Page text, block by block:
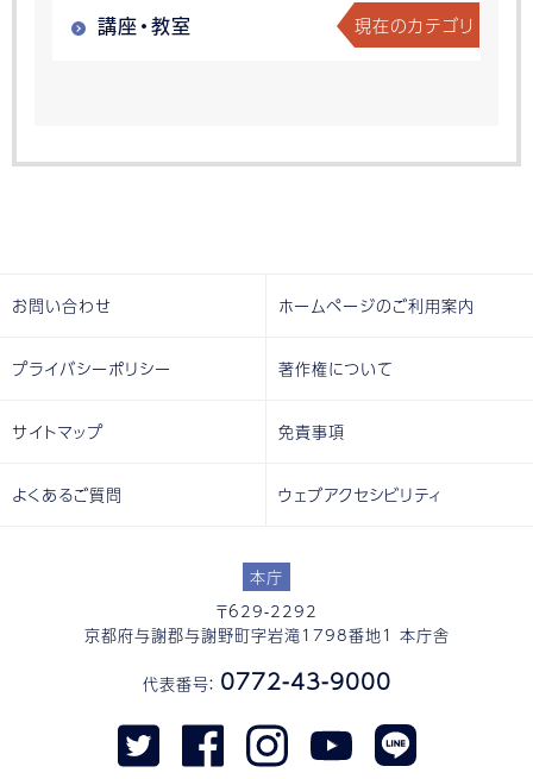
講座・教室 現在のカテゴリ
本庁
〒629-2292
京都府与謝郡与謝野町字岩滝1798番地1 本庁舎
代表番号： 0772-43-9000
お問い合わせ ホームページのご利用案内
プライバシーポリシー 著作権について
サイトマップ 免責事項
よくあるご質問 ウェブアクセシビリティ